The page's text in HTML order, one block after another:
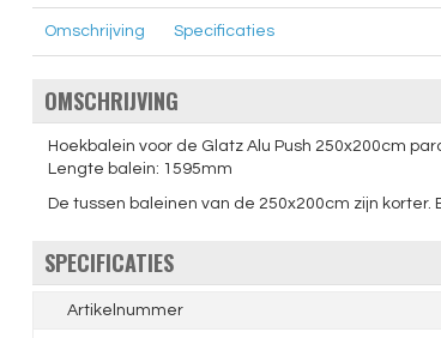
Omschrijving Specificaties
OMSCHRIJVING
Hoekbalein voor de Glatz Alu Push 250x200cm
Lengte balein: 1595mm
De tussen baleinen van de 250x200cm zijn korter.
SPECIFICATIES
Artikelnummer